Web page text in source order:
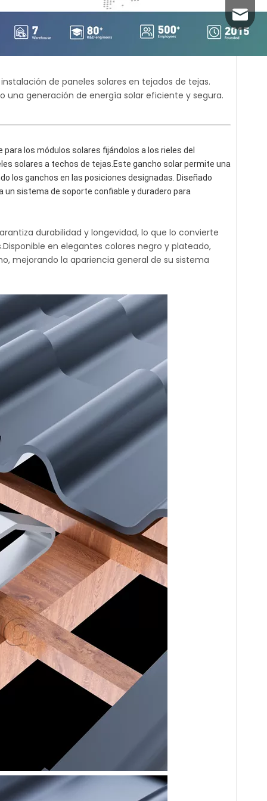
acorcheta el montaje solar del gancho
Gancho de
aluminio
de paneles solares en tejados de tejas.
una generación de energía solar eficiente y segura.
los módulos solares fijándolos a los rieles del
solares a techos de tejas.Este gancho solar permite una
los ganchos en las posiciones designadas. Diseñado
un sistema de soporte confiable y duradero para
durabilidad y longevidad, lo que lo convierte
en elegantes colores negro y plateado,
mejorando la apariencia general de su sistema
+86-